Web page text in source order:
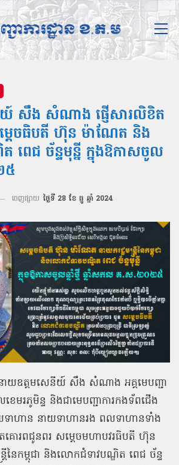
យ៍ សឹង សំណាង ផ្ញើសារលិខិត
ដេចធិបតី ហ៊ុន ម៉ាណែត និង
ពេជ ច័ន្ទមុន្នី ក្នុងឱកាសចូល
៥
ចេញផ្សាយ ថ្ងៃទី 28 ខែ ធ្នូ ឆ្នាំ 2024
ាយឧត្តមសេនីយ៍ សឹង សំណាង អគ្គមេបញ្ជា
មរភូមិន្ទ និងជាមេបញ្ជាការកងទ័ពជើង
ទាហាន នាយទាហានរង ពលទាហានទាំង
គោរពជូនពរ សម្តេចមហាបវរធិបតី ហ៊ុន
តីនៃកម្ពុជា និងលោកជំទាវបណ្ឌិត ពេជ ច័ន្ទ